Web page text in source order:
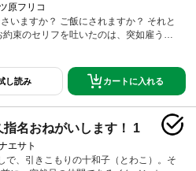
原フリコ
さいますか？ ご飯にされますか？ それと
束のセリフを吐いたのは、突如雇うハ
バリのキャリアウーマンのメイと、“お
のナギサさん、チグハグな二人が織り成
し読み カートに入れる
指名おねがいします！ 1
エサト
で、引きこもりの十和子（とわこ）。そ